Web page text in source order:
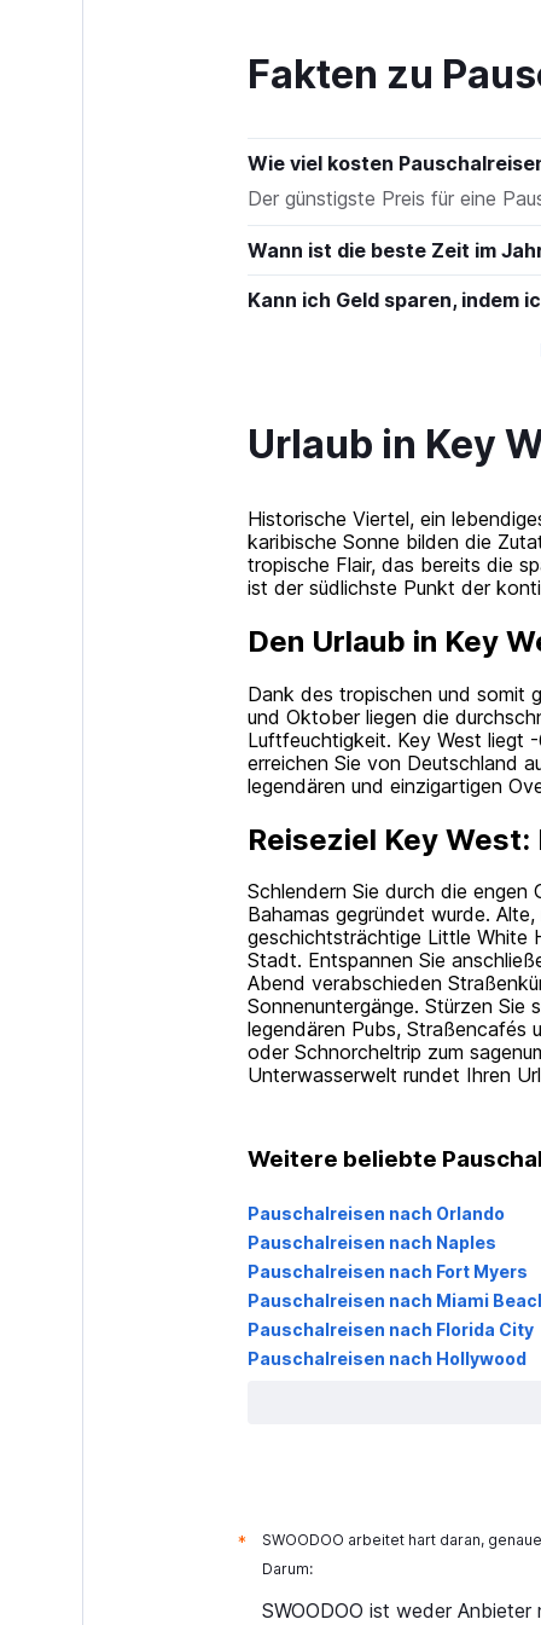
Fakten zu
Wie viel kosten
Der günstigste Preis für eine
Wann ist die beste Zeit im
Kann ich Geld sparen, indem
Urlaub in Key
Historische Viertel, ein
karibische Sonne bilden die
tropische Flair, das bereits die
ist der südlichste Punkt der
Den Urlaub in Key
Dank des tropischen und somit
und Oktober liegen die
Luftfeuchtigkeit. Key West liegt
erreichen Sie von Deutschland
legendären und einzigartigen
Reiseziel Key
Schlendern Sie durch die engen
Bahamas gegründet wurde.
geschichtsträchtige Little White
Stadt. Entspannen Sie
Abend verabschieden
Sonnenuntergänge. Stürzen Sie
legendären Pubs, Straßencafés
oder Schnorcheltrip zum
Unterwasserwelt rundet Ihren
Weitere beliebte
Pauschalreisen nach Orlando
Pauschalreisen nach Naples
Pauschalreisen nach Fort Myers
Pauschalreisen nach Miami
Pauschalreisen nach Florida City
Pauschalreisen nach Hollywood
* SWOODOO arbeitet hart daran,
Darum:
SWOODOO ist weder Anbieter